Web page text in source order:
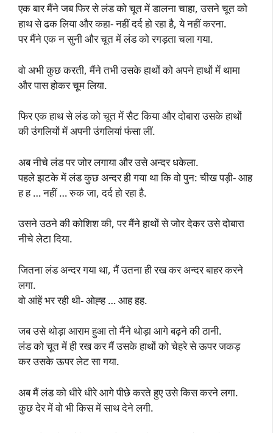
एक बार मैंने जब फिर से लंड को चूत में डालना चाहा, उसने चूत को
हाथ से ढक लिया और कहा- नहीं दर्द हो रहा है, ये नहीं करना.
पर मैंने एक न सुनी और चूत में लंड को रगड़ता चला गया.
वो अभी कुछ करती, मैंने तभी उसके हाथों को अपने हाथों में थामा
और पास होकर चूम लिया.
फिर एक हाथ से लंड को चूत में सैट किया और दोबारा उसके हाथों
की उंगलियों में अपनी उंगलियां फंसा लीं.
अब नीचे लंड पर जोर लगाया और उसे अन्दर धकेला.
पहले झटके में लंड कुछ अन्दर ही गया था कि वो पुन: चीख पड़ी- आह
ह ह … नहीं … रुक जा, दर्द हो रहा है.
उसने उठने की कोशिश की, पर मैंने हाथों से जोर देकर उसे दोबारा
नीचे लेटा दिया.
जितना लंड अन्दर गया था, मैं उतना ही रख कर अन्दर बाहर करने
लगा.
वो आंहें भर रही थी- ओह्ह … आह हह.
जब उसे थोड़ा आराम हुआ तो मैंने थोड़ा आगे बढ़ने की ठानी.
लंड को चूत में ही रख कर मैं उसके हाथों को चेहरे से ऊपर जकड़
कर उसके ऊपर लेट सा गया.
अब मैं लंड को धीरे धीरे आगे पीछे करते हुए उसे किस करने लगा.
कुछ देर में वो भी किस में साथ देने लगी.